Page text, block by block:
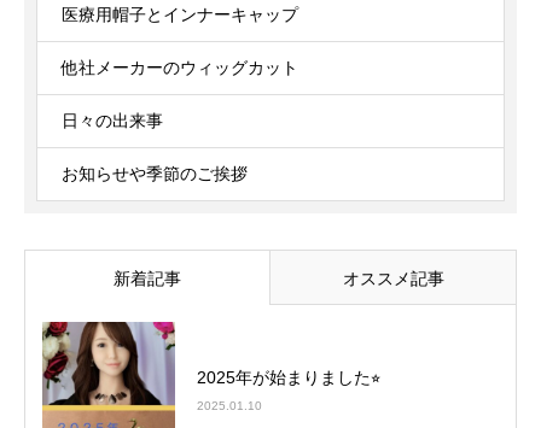
医療用帽子とインナーキャップ
他社メーカーのウィッグカット
日々の出来事
お知らせや季節のご挨拶
新着記事 オススメ記事
2025年が始まりました⭐︎
2025.01.10